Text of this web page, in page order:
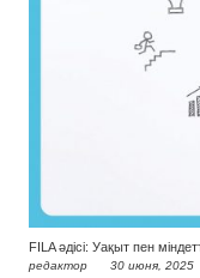
FILA әдісі: Уақыт пен
редактор 30 июня, 2025